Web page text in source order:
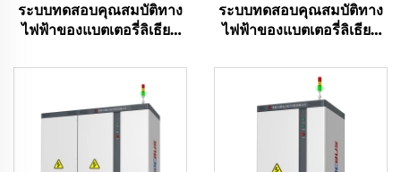
ระบบทดสอบคุณสมบัติทาง
ไฟฟ้าของแบตเตอรี่ลิเธียม
ระบบทดสอบคุณสมบัติทาง
ไฟฟ้าของแบตเตอรี่ลิเธียม